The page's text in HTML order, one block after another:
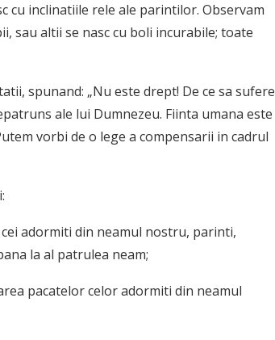
cu inclinatiile rele ale parintilor. Observam
sau altii se nasc cu boli incurabile; toate
spunand: „Nu este drept! De ce sa sufere
ale lui Dumnezeu. Fiinta umana este
vorbi de o lege a compensarii in cadrul
adormiti din neamul nostru, parinti,
la al patrulea neam;
pacatelor celor adormiti din neamul